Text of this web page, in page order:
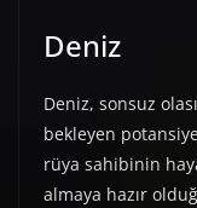
Deniz
Deniz, sonsuz
bekleyen
rüya sahibinin
almaya hazır